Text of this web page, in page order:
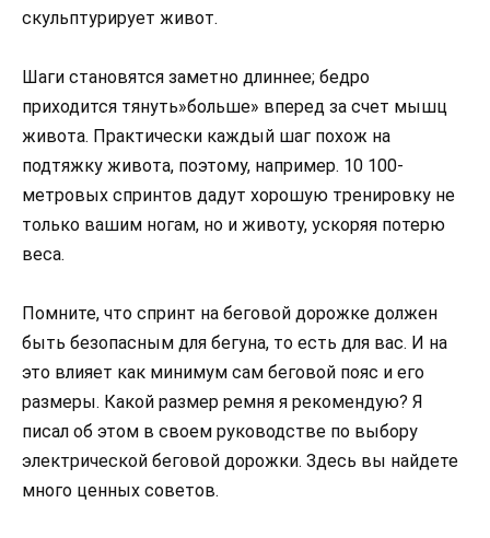
скульптурирует живот.
Шаги становятся заметно длиннее; бедро
приходится тянуть»больше» вперед за счет мышц
живота. Практически каждый шаг похож на
подтяжку живота, поэтому, например. 10 100-
метровых спринтов дадут хорошую тренировку не
только вашим ногам, но и животу, ускоряя потерю
веса.
Помните, что спринт на беговой дорожке должен
быть безопасным для бегуна, то есть для вас. И на
это влияет как минимум сам беговой пояс и его
размеры. Какой размер ремня я рекомендую? Я
писал об этом в своем руководстве по выбору
электрической беговой дорожки. Здесь вы найдете
много ценных советов.